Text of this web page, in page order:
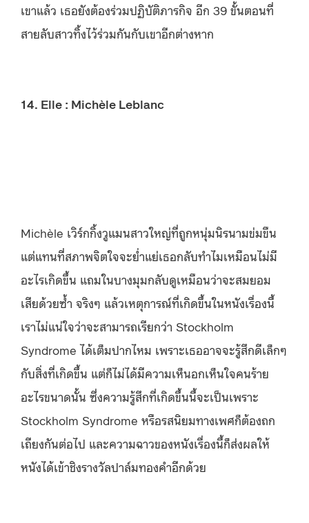
เขาแล้ว เธอยังต้องร่วมปฏิบัติภารกิจ อีก 39 ขั้นตอนที่
สายลับสาวทิ้งไว้ร่วมกันกับเขาอีกต่างหาก
14. Elle : Michèle Leblanc
Michèle เวิร์กกิ้งวูแมนสาวใหญ่ที่ถูกหนุ่มนิรนามข่มขืน
แต่แทนที่สภาพจิตใจจะย่ำแย่เธอกลับทำไมเหมือนไม่มี
อะไรเกิดขึ้น แถมในบางมุมกลับดูเหมือนว่าจะสมยอม
เสียด้วยซ้ำ จริงๆ แล้วเหตุการณ์ที่เกิดขึ้นในหนังเรื่องนี้
เราไม่แน่ใจว่าจะสามารถเรียกว่า Stockholm
Syndrome ได้เต็มปากไหม เพราะเธออาจจะรู้สึกดีเล็กๆ
กับสิ่งที่เกิดขึ้น แต่ก็ไม่ได้มีความเห็นอกเห็นใจคนร้าย
อะไรขนาดนั้น ซึ่งความรู้สึกที่เกิดขึ้นนี้จะเป็นเพราะ
Stockholm Syndrome หรือรสนิยมทางเพศก็ต้องถก
เถียงกันต่อไป และความฉาวของหนังเรื่องนี้ก็ส่งผลให้
หนังได้เข้าชิงรางวัลปาล์มทองคำอีกด้วย